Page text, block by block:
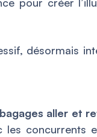
désormais
bagages aller et
les concurrents